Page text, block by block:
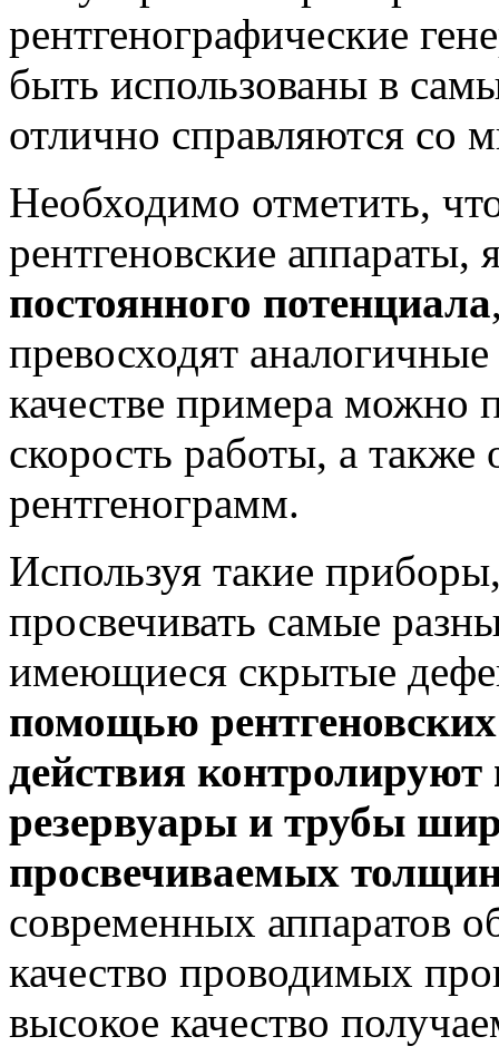
рентгенографические
быть использованы в
отлично справляются со
Необходимо отметить,
рентгеновские
постоянного потенциала
превосходят
качестве примера можно
скорость работы, а
рентгенограмм.
Используя такие
просвечивать самые
имеющиеся скрытые
помощью
действия
резервуары и трубы
просвечиваемых
современных аппаратов
качество проводимых
высокое качество